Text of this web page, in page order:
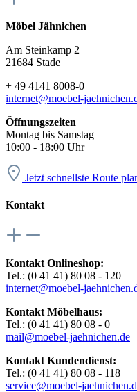
Möbel Jähnichen
Am Steinkamp 2
21684 Stade
+ 49 4141 8008-0
internet@moebel-
Öffnungszeiten
Montag bis Samstag
10:00 - 18:00 Uhr
Jetzt schnellste Route
Kontakt
Kontakt Onlineshop:
Tel.: (0 41 41) 80 08 - 120
internet@moebel-
Kontakt Möbelhaus:
Tel.: (0 41 41) 80 08 - 0
mail@moebel-jaehnichen.de
Kontakt Kundendienst:
Tel.: (0 41 41) 80 08 - 118
service@moebel-